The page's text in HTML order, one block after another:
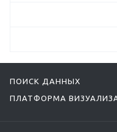
ПОИСК ДАННЫХ
ПЛАТФОРМА